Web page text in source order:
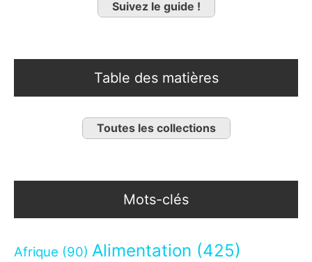
Suivez le guide !
Table des matières
Toutes les collections
Mots-clés
Afrique (90) Alimentation (425)